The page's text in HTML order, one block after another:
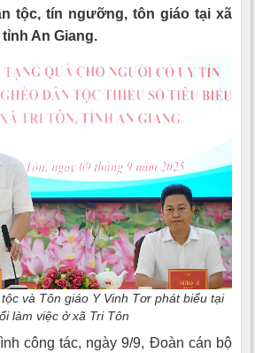
tộc, tín ngưỡng, tôn giáo tại xã
An Giang.
và Tôn giáo Y Vinh Tơr phát biểu tại
làm việc ở xã Tri Tôn
công tác, ngày 9/9, Đoàn cán bộ